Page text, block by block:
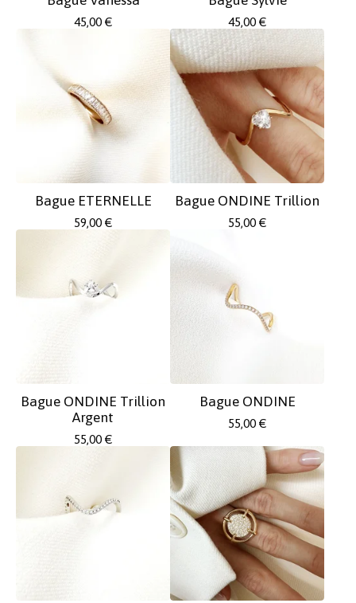
45,00 € 45,00 €
Bague ETERNELLE
59,00 €
Bague ONDINE Trillion
55,00 €
Bague ONDINE Trillion
Argent
55,00 €
Bague ONDINE
55,00 €